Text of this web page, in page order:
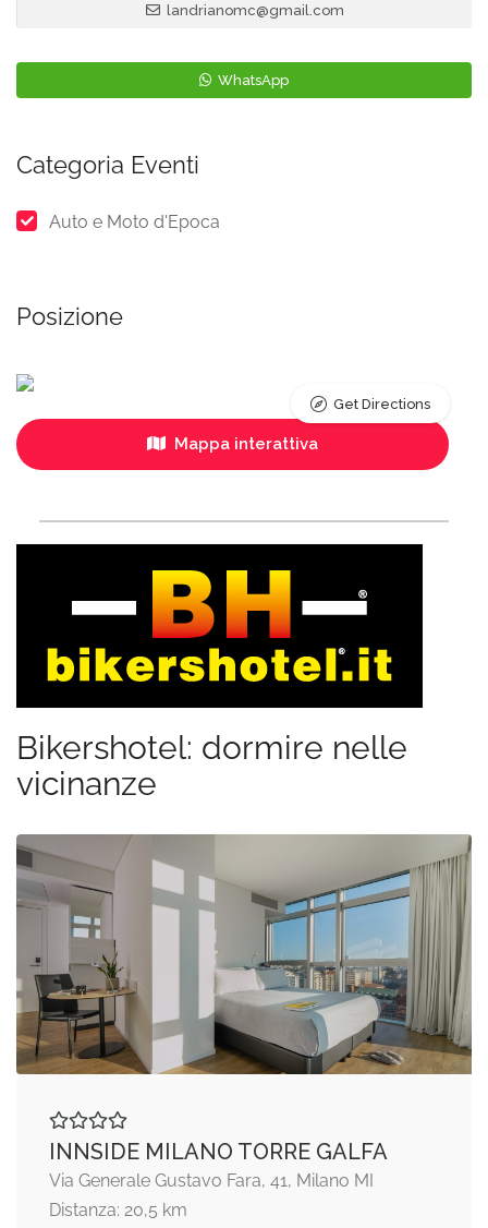
landrianomc@gmail.com
WhatsApp
Categoria Eventi
Auto e Moto d'Epoca
Posizione
Mappa interattiva
Get Directions
Bikershotel: dormire nelle
vicinanze
INNSIDE MILANO TORRE GALFA
Via Generale Gustavo Fara, 41, Milano MI
Distanza: 20,5 km